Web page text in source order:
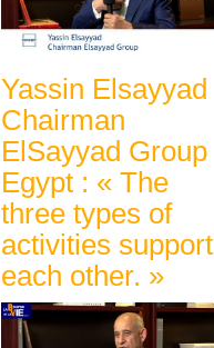
Yassin Elsayyad
Chairman
ElSayyad Group
Egypt : « The
three types of
activities support
each other. »